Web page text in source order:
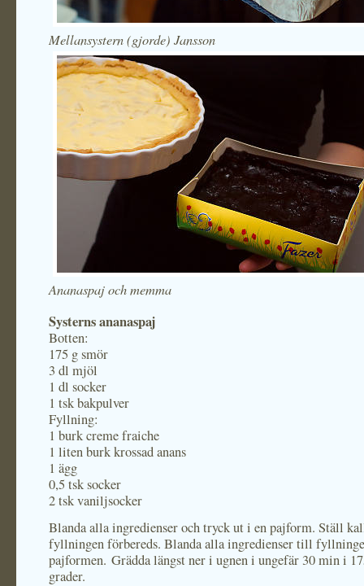
Mellansystern (gjorde) Jansson
Ananaspaj och memma
Systerns ananaspaj
Botten:
175 g smör
3 dl mjöl
1 dl socker
1 tsk bakpulver
Fyllning:
1 burk creme fraiche
1 liten burk krossad anans
1 ägg
0,5 tsk socker
2 tsk vaniljsocker
Blanda alla ingredienser och tryck ut i en pajform. Ställ
fyllningen förbereds. Blanda alla ingredienser till
pajformen. Grädda längst ner i ugnen i ungefär 30 min i
grader.